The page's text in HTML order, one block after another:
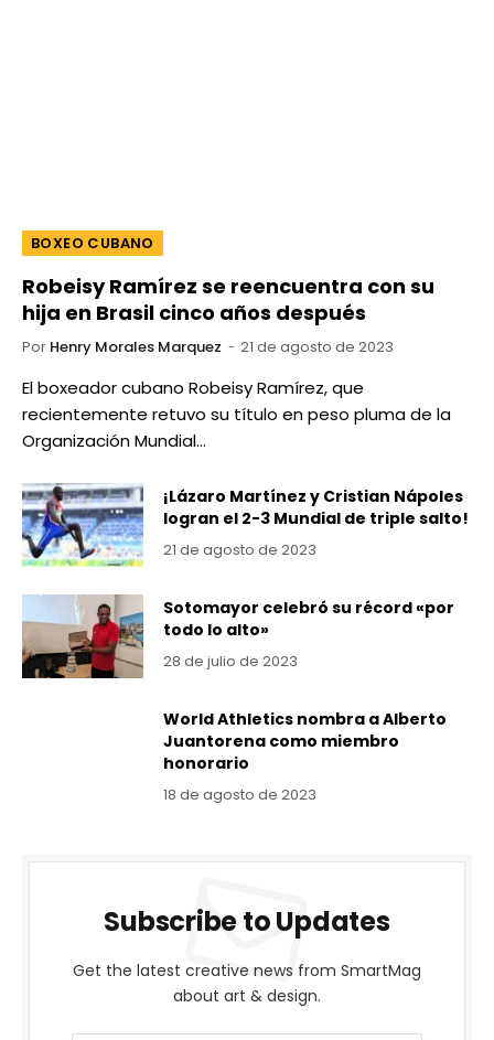
BOXEO CUBANO
Robeisy Ramírez se reencuentra con su
hija en Brasil cinco años después
Por Henry Morales Marquez 21 de agosto de 2023
El boxeador cubano Robeisy Ramírez, que
recientemente retuvo su título en peso pluma de la
Organización Mundial…
¡Lázaro Martínez y Cristian Nápoles
logran el 2-3 Mundial de triple salto!
21 de agosto de 2023
Sotomayor celebró su récord «por
todo lo alto»
28 de julio de 2023
World Athletics nombra a Alberto
Juantorena como miembro
honorario
18 de agosto de 2023
Subscribe to Updates
Get the latest creative news from SmartMag
about art & design.